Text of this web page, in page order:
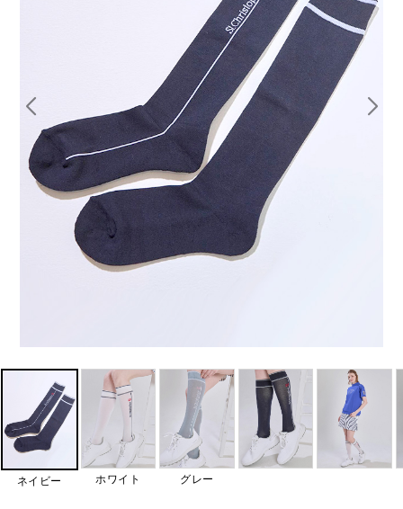
ネイビー ホワイト グレー